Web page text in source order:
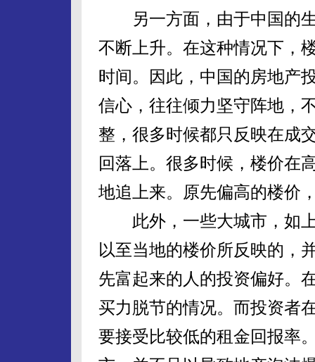
另一方面，由于中国的生
不断上升。在这种情况下，
时间。因此，中国的房地产
信心，往往倾力坚守阵地，
整，很多时候都只反映在成
回落上。很多时候，楼价在
地追上来。原先偏高的楼价
此外，一些大城市，如上
以至当地的楼价所反映的，
先富起来的人的投资偏好。
买力脱节的情况。而投资者
要接受比较低的租金回报率